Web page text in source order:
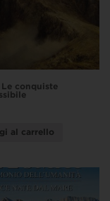
conquiste
al carrello